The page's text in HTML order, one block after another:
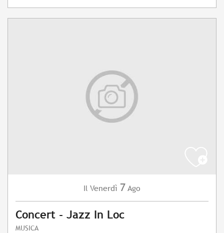
Il Venerdì 7 Ago
Concert - Jazz In Loc
MUSICA